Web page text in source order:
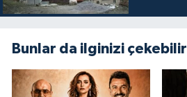
Bunlar da ilginizi çekebilir